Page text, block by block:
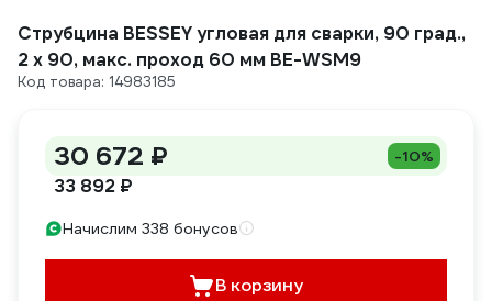
Струбцина BESSEY угловая для сварки, 90 град.,
2 x 90, макс. проход 60 мм BE-WSM9
Код товара: 14983185
30 672 ₽ -10%
33 892 ₽
Начислим 338 бонусов
В корзину